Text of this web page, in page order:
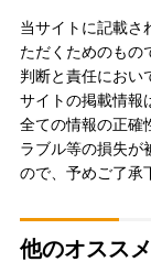
当サイトに記載さ
ただくためのもの
判断と責任におい
サイトの掲載情報
全ての情報の正確
ラブル等の損失が
ので、予めご了承
他のオスス